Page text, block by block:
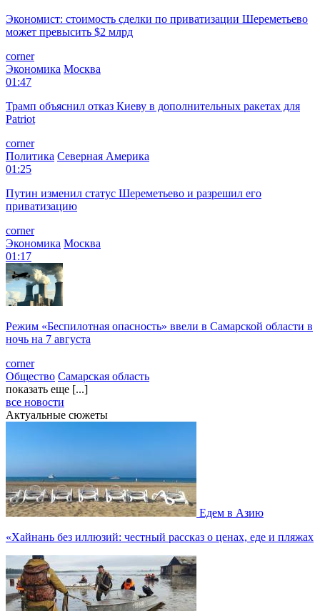
Экономист: стоимость сделки по приватизации Шереметьево
может превысить $2 млрд
corner
Экономика Москва
01:47
Трамп объяснил отказ Киеву в дополнительных ракетах для
Patriot
corner
Политика Северная Америка
01:25
Путин изменил статус Шереметьево и разрешил его
приватизацию
corner
Экономика Москва
01:17
Режим «Беспилотная опасность» ввели в Самарской области в
ночь на 7 августа
corner
Общество Самарская область
показать еще [...]
все новости
Актуальные сюжеты
Едем в Азию
«Хайнань без иллюзий: честный рассказ о ценах, еде и пляжах